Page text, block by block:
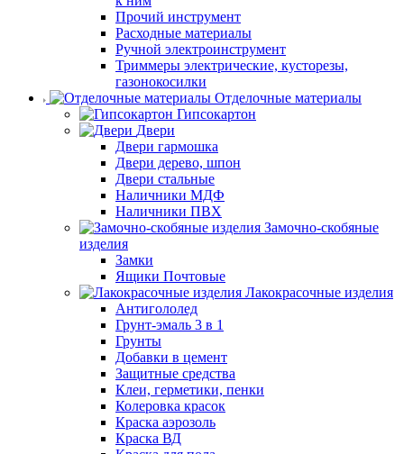
Прочий инструмент
Расходные материалы
Ручной электроинструмент
Триммеры электрические, кусторезы,
газонокосилки
Отделочные материалы
Гипсокартон
Двери
Двери гармошка
Двери дерево, шпон
Двери стальные
Наличники МДФ
Наличники ПВХ
Замочно-скобяные
изделия
Замки
Ящики Почтовые
Лакокрасочные изделия
Антигололед
Грунт-эмаль 3 в 1
Грунты
Добавки в цемент
Защитные средства
Клеи, герметики, пенки
Колеровка красок
Краска аэрозоль
Краска ВД